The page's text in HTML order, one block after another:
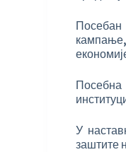
Посебан
У
заштите